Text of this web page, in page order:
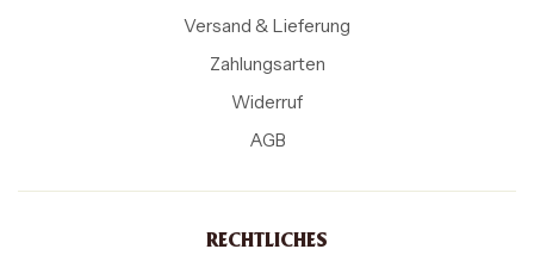
Versand & Lieferung
Zahlungsarten
Widerruf
AGB
RECHTLICHES